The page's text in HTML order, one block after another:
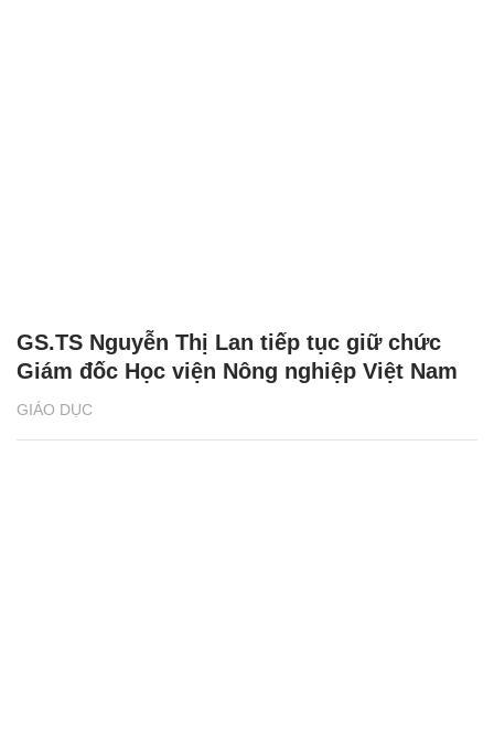
GIÁO DỤC
GS.TS Nguyễn Thị Lan tiếp tục giữ chức
Giám đốc Học viện Nông nghiệp Việt Nam